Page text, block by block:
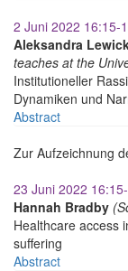
2 Juni 2022 16:15-
Aleksandra
teaches at the
Institutioneller
Dynamiken und
Abstract
Zur Aufzeichnung
23 Juni 2022
Hannah Bradby
Healthcare access
suffering
Abstract